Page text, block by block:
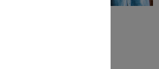
点が挙げられます：
近感を持ちやすい